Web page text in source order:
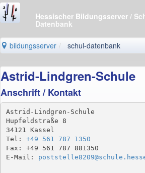
Hessischer Bildungsserver /
Datenbank
bildungsserver schul-datenbank
Astrid-Lindgren-Schule
Anschrift / Kontakt
Astrid-Lindgren-Schule
Hupfeldstraße 8
34121 Kassel
Tel: +49 561 787 1350
Fax: +49 561 787 881350
E-Mail: